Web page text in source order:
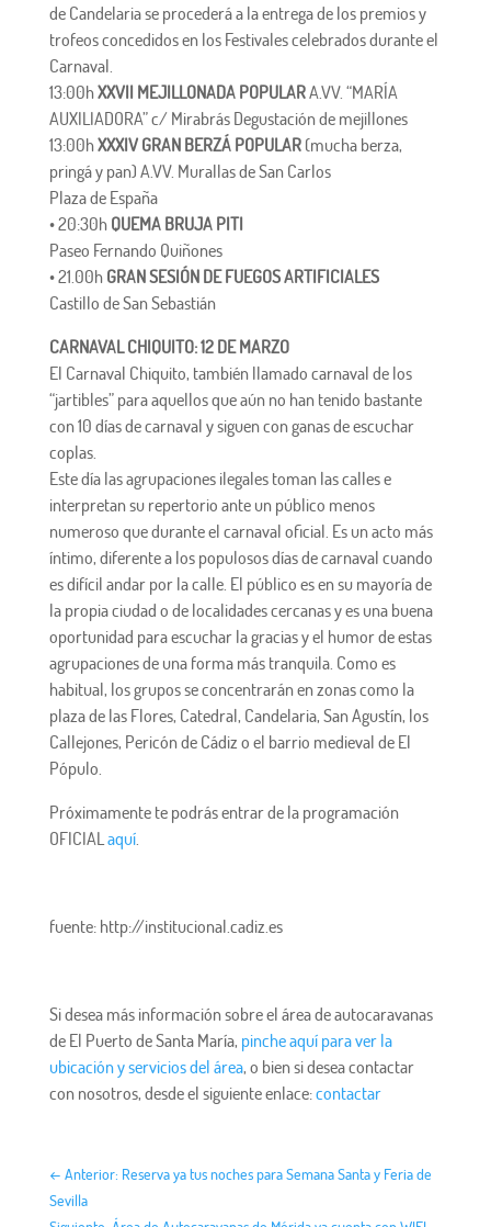
de Candelaria se procederá a la entrega de los premios y
trofeos concedidos en los Festivales celebrados durante el
Carnaval.
13:00hXXVII MEJILLONADA POPULARA.VV. “MARÍA
AUXILIADORA” c/ Mirabrás Degustación de mejillones
13:00hXXXIV GRAN BERZÁ POPULAR (mucha berza,
pringá y pan) A.VV. Murallas de San Carlos
Plaza de España
• 20:30h QUEMA BRUJA PITI
Paseo Fernando Quiñones
• 21.00h GRAN SESIÓN DE FUEGOS ARTIFICIALES
Castillo de San Sebastián
CARNAVAL CHIQUITO: 12 DE MARZO
El Carnaval Chiquito, también llamado carnaval de los
“jartibles” para aquellos que aún no han tenido bastante
con 10 días de carnaval y siguen con ganas de escuchar
coplas.
Este día las agrupaciones ilegales toman las calles e
interpretan su repertorio ante un público menos
numeroso que durante el carnaval oficial. Es un acto más
íntimo, diferente a los populosos días de carnaval cuando
es difícil andar por la calle. El público es en su mayoría de
la propia ciudad o de localidades cercanas y es una buena
oportunidad para escuchar la gracias y el humor de estas
agrupaciones de una forma más tranquila. Como es
habitual, los grupos se concentrarán en zonas como la
plaza de las Flores, Catedral, Candelaria, San Agustín, los
Callejones, Pericón de Cádiz o el barrio medieval de El
Pópulo.
Próximamente te podrás entrar de la programación
OFICIALaquí.
fuente: http://institucional.cadiz.es
Si desea más información sobre el área de autocaravanas
de El Puerto de Santa María, pinche aquí para ver la
ubicación y servicios del área, o bien si desea contactar
con nosotros, desde el siguiente enlace:contactar
← Anterior: Reserva ya tus noches para Semana Santa y Feria de
Sevilla